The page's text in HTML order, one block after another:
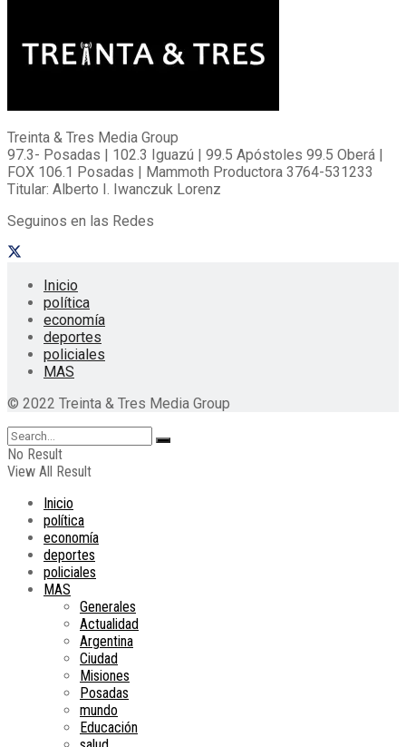
Treinta & Tres Media Group
97.3- Posadas | 102.3 Iguazú | 99.5 Apóstoles 99.5 Oberá |
FOX 106.1 Posadas | Mammoth Productora 3764-531233
Titular: Alberto I. Iwanczuk Lorenz
Seguinos en las Redes
Inicio
política
economía
deportes
policiales
MAS
© 2022 Treinta & Tres Media Group
No Result
View All Result
Inicio
política
economía
deportes
policiales
MAS
Generales
Actualidad
Argentina
Ciudad
Misiones
Posadas
mundo
Educación